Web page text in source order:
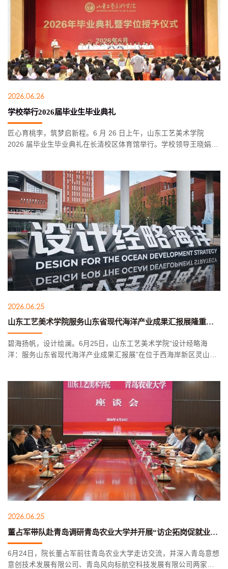
2026.06.26
学校举行2026届毕业生毕业典礼
匠心育桃李，筑梦启新程。6 月 26 日上午，山东工艺美术学院
2026 届毕业生毕业典礼在长清校区体育馆举行。学校领导王晓娟、
为参...
2026.06.25
山东工艺美术学院服务山东省现代海洋产业成果汇报展隆重开幕
碧海扬帆，设计绘澜。6月25日，山东工艺美术学院“设计经略海
洋：服务山东省现代海洋产业成果汇报展”在位于西海岸新区灵山湾
2026.06.25
董占军带队赴青岛调研青岛农业大学并开展“访企拓岗促就业”专项行动
6月24日，院长董占军前往青岛农业大学走访交流，并深入青岛意想
意创技术发展有限公司、青岛风向标航空科技发展有限公司两家公